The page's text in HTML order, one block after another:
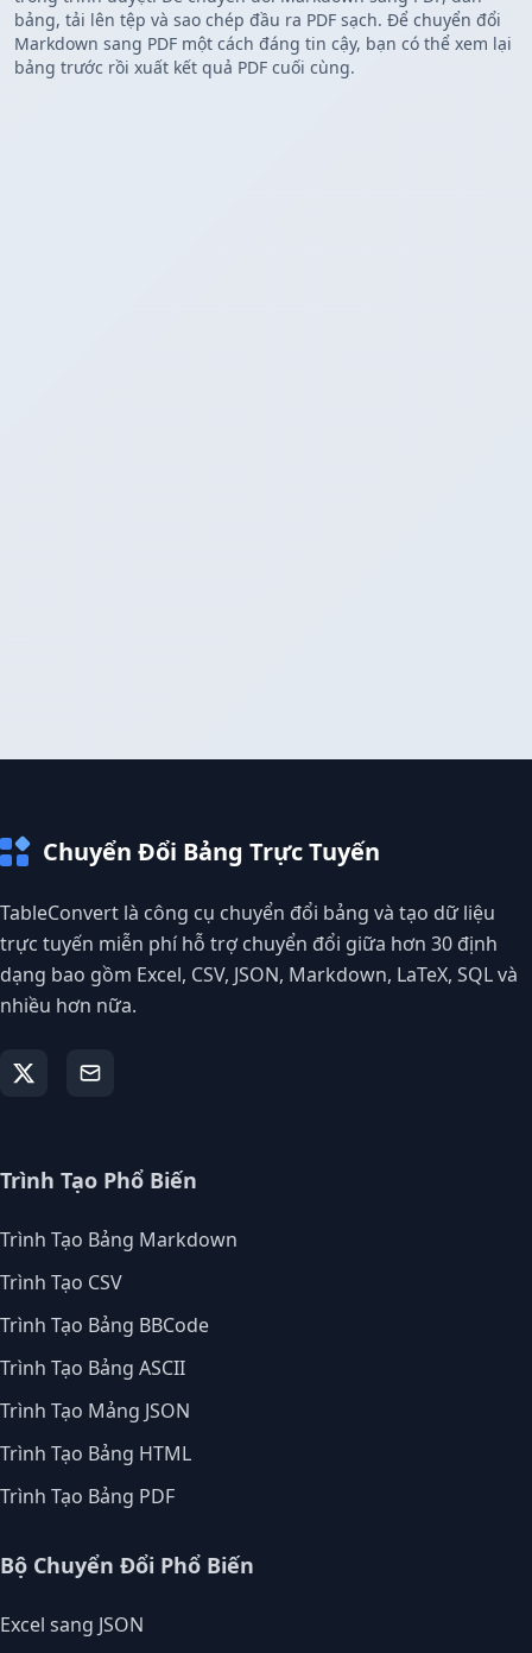
bảng, tải lên tệp và sao chép đầu ra PDF sạch. Để chuyển đổi
Markdown sang PDF một cách đáng tin cậy, bạn có thể xem lại
bảng trước rồi xuất kết quả PDF cuối cùng.
Chuyển Đổi Bảng Trực Tuyến
TableConvert là công cụ chuyển đổi bảng và tạo dữ liệu
trực tuyến miễn phí hỗ trợ chuyển đổi giữa hơn 30 định
dạng bao gồm Excel, CSV, JSON, Markdown, LaTeX, SQL và
nhiều hơn nữa.
Trình Tạo Phổ Biến
Trình Tạo Bảng Markdown
Trình Tạo CSV
Trình Tạo Bảng BBCode
Trình Tạo Bảng ASCII
Trình Tạo Mảng JSON
Trình Tạo Bảng HTML
Trình Tạo Bảng PDF
Bộ Chuyển Đổi Phổ Biến
Excel sang JSON